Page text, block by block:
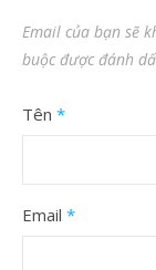
Email của bạn sẽ
buộc được đánh
Tên *
Email *